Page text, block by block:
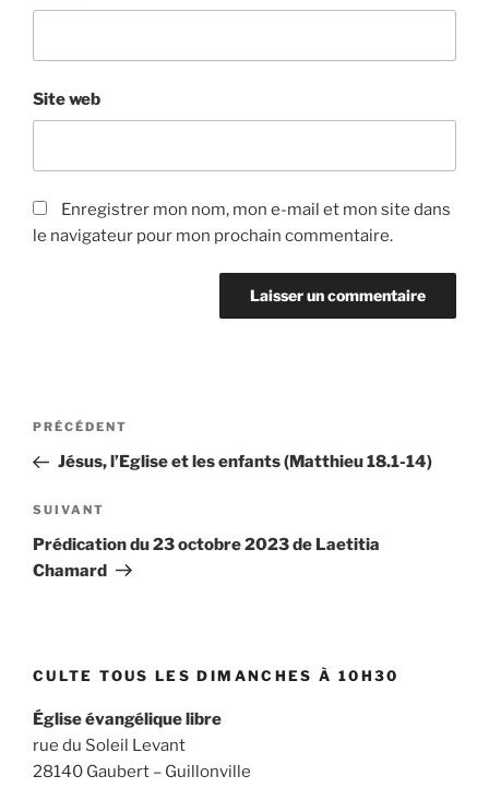
Site web
Enregistrer mon nom, mon e-mail et mon site dans
le navigateur pour mon prochain commentaire.
Navigation
l’article
Article
précédent
PRÉCÉDENT
Jésus, l’Eglise et les enfants (Matthieu 18.1-14)
Article
suivant
SUIVANT
Prédication du 23 octobre 2023 de Laetitia
Chamard
CULTE TOUS LES DIMANCHES À 10H30
Église évangélique libre
rue du Soleil Levant
28140 Gaubert – Guillonville